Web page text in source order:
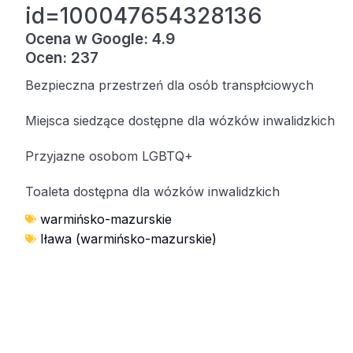
id=100047654328136
Ocena w Google: 4.9
Ocen: 237
Bezpieczna przestrzeń dla osób transpłciowych
Miejsca siedzące dostępne dla wózków inwalidzkich
Przyjazne osobom LGBTQ+
Toaleta dostępna dla wózków inwalidzkich
warmińsko-mazurskie
Iława (warmińsko-mazurskie)